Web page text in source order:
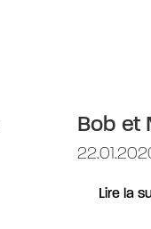
Bob et
Lire la